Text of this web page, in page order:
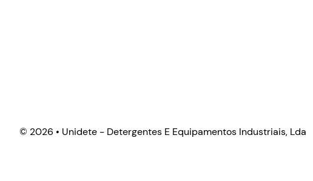
© 2026 • Unidete - Detergentes E Equipamentos Industriais, Lda